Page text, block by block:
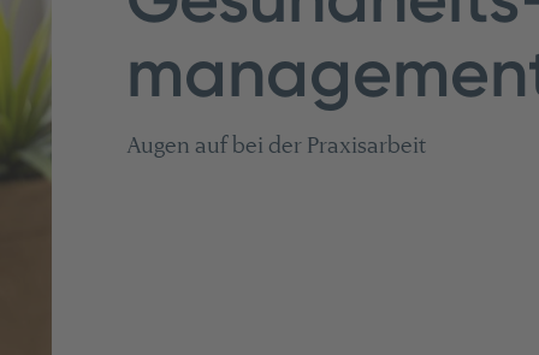
Augen auf bei der Praxisarbeit